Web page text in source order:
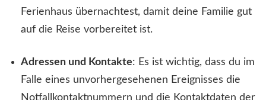
Ferienhaus übernachtest, damit deine Familie gut
auf die Reise vorbereitet ist.
Adressen und Kontakte: Es ist wichtig, dass du im
Falle eines unvorhergesehenen Ereignisses die
Notfallkontaktnummern und die Kontaktdaten der